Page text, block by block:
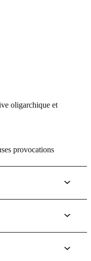
oligarchique et
provocations